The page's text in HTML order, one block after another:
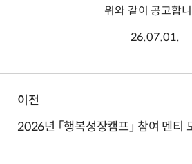
위와 같이 공고합
26.07.01.
이전
2026년 「행복성장캠프」 참여 멘티